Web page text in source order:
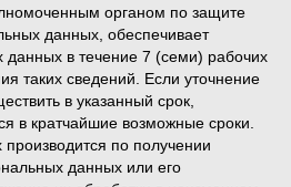
органом по защите
данных, обеспечивает
данных в течение 7 (семи) рабочих
таких сведений. Если уточнение
в указанный срок,
в кратчайшие возможные сроки.
по получении
данных или его